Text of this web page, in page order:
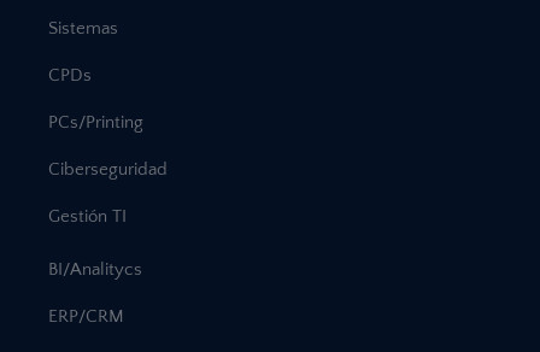
Sistemas
CPDs
PCs/Printing
Ciberseguridad
Gestión TI
BI/Analitycs
ERP/CRM